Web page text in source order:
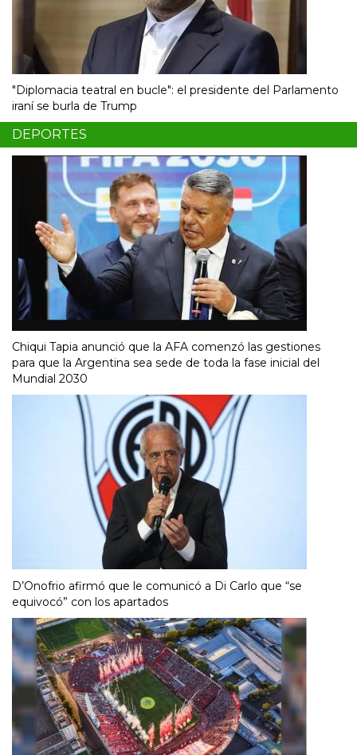
"Diplomacia teatral en bucle": el presidente del Parlamento
iraní se burla de Trump
DEPORTES
Chiqui Tapia anunció que la AFA comenzó las gestiones
para que la Argentina sea sede de toda la fase inicial del
Mundial 2030
D’Onofrio afirmó que le comunicó a Di Carlo que “se
equivocó” con los apartados